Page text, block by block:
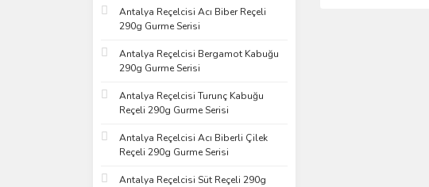
Antalya Reçelcisi Acı Biber Reçeli
290g Gurme Serisi
Antalya Reçelcisi Bergamot Kabuğu
290g Gurme Serisi
Antalya Reçelcisi Turunç Kabuğu
Reçeli 290g Gurme Serisi
Antalya Reçelcisi Acı Biberli Çilek
Reçeli 290g Gurme Serisi
Antalya Reçelcisi Süt Reçeli 290g